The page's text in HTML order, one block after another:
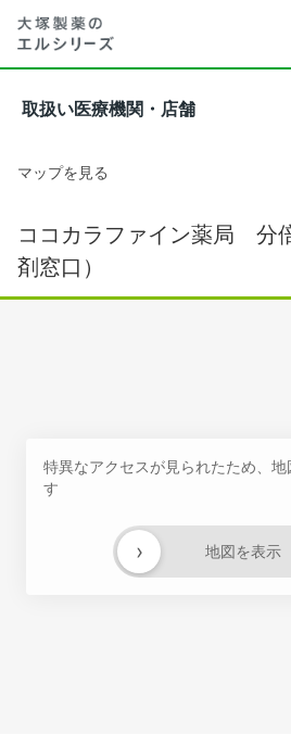
取扱い医療機関・店舗
マップを見る
ココカラファイン薬局 分
剤窓口）
特異なアクセスが見られたため、
す
地図を表示
›